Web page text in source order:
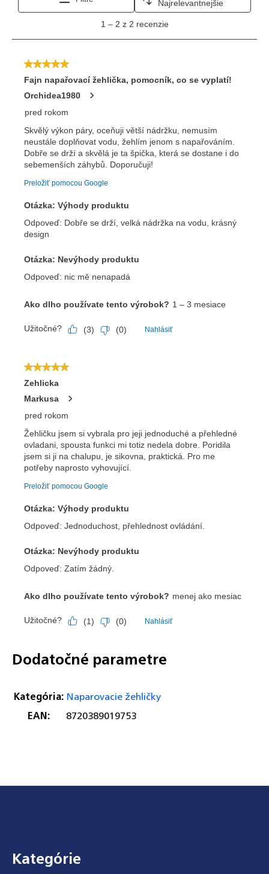
Dodatočné parametre
Kategória: Naparovacie žehličky
EAN: 8720389019753
Zápätie
Kategórie